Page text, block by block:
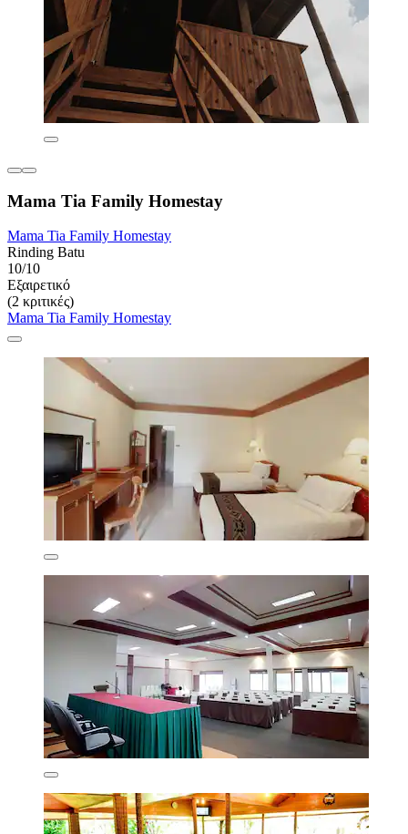
Mama Tia Family Homestay
Mama Tia Family Homestay
Rinding Batu
10/10
Εξαιρετικό
(2 κριτικές)
Mama Tia Family Homestay